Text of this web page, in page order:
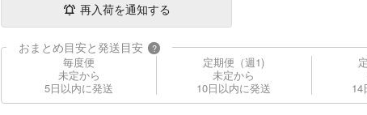
再入荷を通知する
おまとめ目安と発送目安 ?
毎度便
未定から
5日以内に発送
定期便（週1)
未定から
10日以内に発送
14